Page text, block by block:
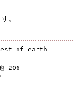
。
of earth
206